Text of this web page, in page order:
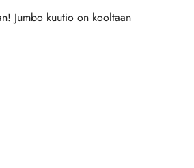
Jumbo kuutio on kooltaan